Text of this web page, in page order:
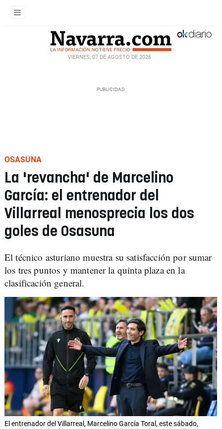
VIERNES, 07 DE AGOSTO DE 2026
OSASUNA
La 'revancha' de Marcelino
García: el entrenador del
Villarreal menosprecia los dos
goles de Osasuna
El técnico asturiano muestra su satisfacción por sumar
los tres puntos y mantener la quinta plaza en la
clasificación general.
El entrenador del Villarreal, Marcelino García Toral, este sábado,